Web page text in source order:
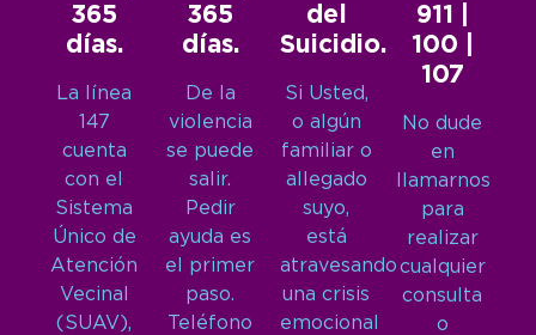
365
días.
La línea
147
cuenta
con el
Sistema
Único de
Atención
Vecinal
(SUAV),
365
días.
De la
violencia
se puede
salir.
Pedir
ayuda es
el primer
paso.
Teléfono
del
Suicidio.
Si Usted,
o algún
familiar o
allegado
suyo,
está
atravesando
una crisis
emocional
911 |
100 |
107
No dude
en
llamarnos
para
realizar
cualquier
consulta
o